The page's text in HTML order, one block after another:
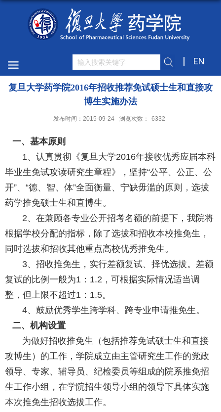
EN
复旦大学药学院2016年招收推荐免试硕士生和直接攻
博生实施办法
发布时间：2015-09-24 浏览次数： 6332
一、基本原则
1、认真贯彻《复旦大学2016年接收优秀应届本科
毕业生免试攻读研究生章程》，坚持“公平、公正、公
开”、“德、智、体”全面衡量、宁缺毋滥的原则，选拔
药学推免硕士生和直博生。
2、在兼顾各专业公开招考名额的前提下，我院将
根据学校分配的指标，除了选拔和招收本校推免生，
同时选拔和招收其他重点高校优秀推免生。
3、招收推免生，实行差额复试、择优选拔。差额
复试的比例一般为1：1.2，可根据实际情况适当调
整，但上限不超过1：1.5。
4、鼓励优秀学生跨学科、跨专业申请推免生。
二、机构设置
为做好招收推免生（包括推荐免试硕士生和直接
攻博生）的工作，学院成立由主管研究生工作的党政
领导、专家、辅导员、纪检委员等组成的院系推免招
生工作小组，在学院招生领导小组的领导下具体实施
本次推免生招收选拔工作。